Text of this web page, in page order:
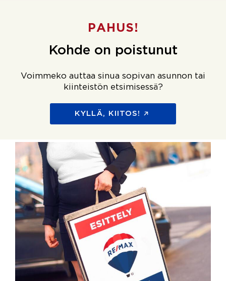
PAHUS!
Kohde on poistunut
Voimmeko auttaa sinua sopivan asunnon tai
kiinteistön etsimisessä?
KYLLÄ, KIITOS!